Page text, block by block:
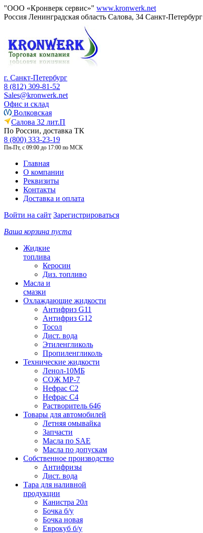
"ООО «Кронверк сервис»" www.kronwerk.net
Россия Ленинградская область Салова, 34 Санкт-Петербург
г. Санкт-Петербург
8 (812) 309-81-52
Sales@kronwerk.net
Офис и склад
Волковская
Салова 32 лит.П
По России, доставка ТК
8 (800) 333-23-19
Пн-Пт, с 09:00 до 17:00 по МСК
Главная
О компании
Реквизиты
Контакты
Доставка и оплата
Войти на сайт Зарегистрироваться
Ваша корзина пуста
Жидкие
топлива
Керосин
Диз. топливо
Масла и
смазки
Охлаждающие жидкости
Антифриз G11
Антифриз G12
Тосол
Дист. вода
Этиленгликоль
Пропиленгликоль
Технические жидкости
Ленол-10МБ
СОЖ МР-7
Нефрас С2
Нефрас С4
Растворитель 646
Товары для автомобилей
Летняя омывайка
Запчасти
Масла по SAE
Масла по допускам
Собственное производство
Антифризы
Дист. вода
Тара для наливной
продукции
Канистра 20л
Бочка б/у
Бочка новая
Еврокуб б/у